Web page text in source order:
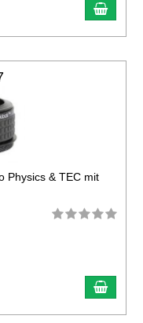
Physics & TEC mit